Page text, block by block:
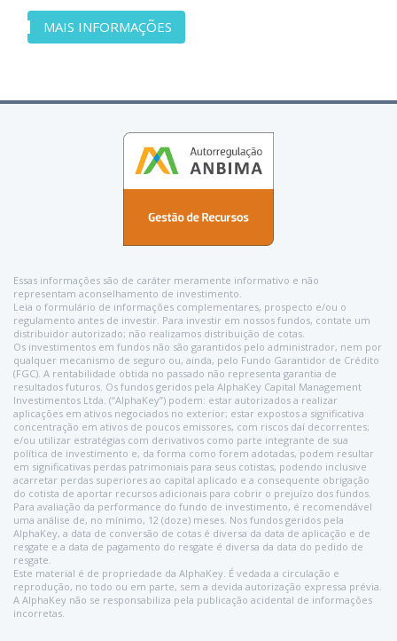
MAIS INFORMAÇÕES
Essas informações são de caráter meramente informativo e não
representam aconselhamento de investimento.
Leia o formulário de informações complementares, prospecto e/ou o
regulamento antes de investir. Para investir em nossos fundos, contate um
distribuidor autorizado; não realizamos distribuição de cotas.
Os investimentos em fundos não são garantidos pelo administrador, nem por
qualquer mecanismo de seguro ou, ainda, pelo Fundo Garantidor de Crédito
(FGC). A rentabilidade obtida no passado não representa garantia de
resultados futuros. Os fundos geridos pela AlphaKey Capital Management
Investimentos Ltda. (“AlphaKey”) podem: estar autorizados a realizar
aplicações em ativos negociados no exterior; estar expostos a significativa
concentração em ativos de poucos emissores, com riscos daí decorrentes;
e/ou utilizar estratégias com derivativos como parte integrante de sua
política de investimento e, da forma como forem adotadas, podem resultar
em significativas perdas patrimoniais para seus cotistas, podendo inclusive
acarretar perdas superiores ao capital aplicado e a consequente obrigação
do cotista de aportar recursos adicionais para cobrir o prejuízo dos fundos.
Para avaliação da performance do fundo de investimento, é recomendável
uma análise de, no mínimo, 12 (doze) meses. Nos fundos geridos pela
AlphaKey, a data de conversão de cotas é diversa da data de aplicação e de
resgate e a data de pagamento do resgate é diversa da data do pedido de
resgate.
Este material é de propriedade da AlphaKey. É vedada a circulação e
reprodução, no todo ou em parte, sem a devida autorização expressa prévia.
A AlphaKey não se responsabiliza pela publicação acidental de informações
incorretas.